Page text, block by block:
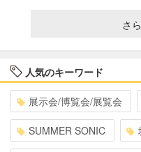
さ
人気のキーワード
展示会/博覧会/展覧会
SUMMER SONIC